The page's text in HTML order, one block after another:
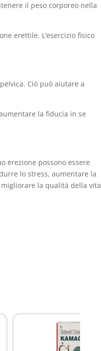
il peso corporeo nella
erettile. L’esercizio fisico
Ciò può aiutare a
la fiducia in se
erezione possono essere
lo stress, aumentare la
la qualità della vita